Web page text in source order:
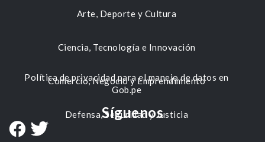
Arte, Deporte y Cultura
Ciencia, Tecnología e Innovación
Comercio, Negocio y Emprendimiento
Defensa, Seguridad y Justicia
Política de privacidad para el manejo de datos en
Gob.pe
Síguenos